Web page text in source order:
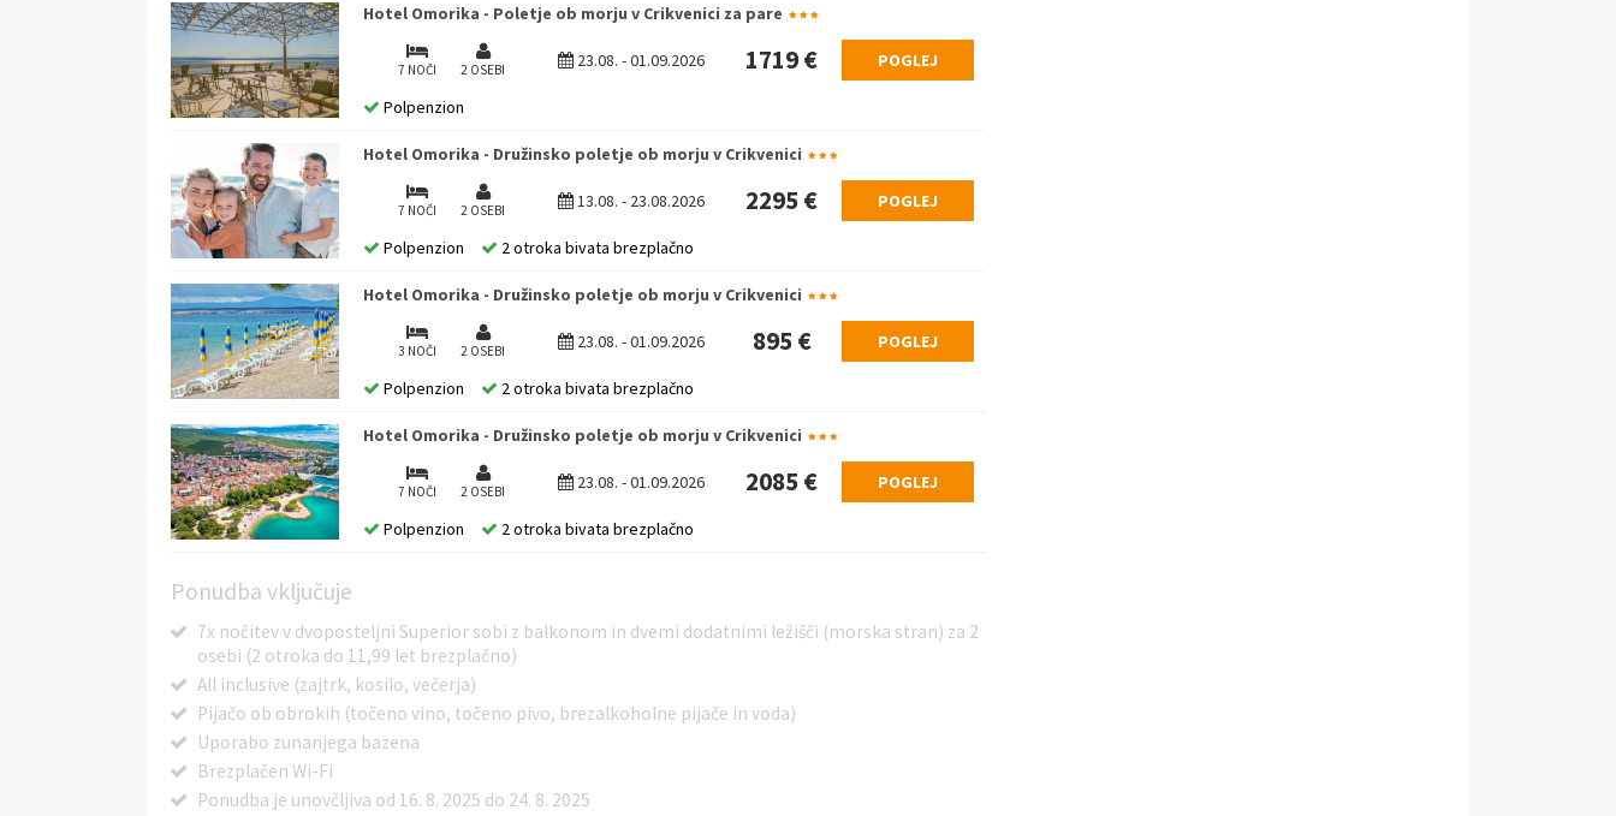
Hotel Omorika - Poletje ob morju v Crikvenici za pare
7 NOČI 2 OSEBI 23.08. -01.09.2026 1719 € POGLEJ
Polpenzion
Hotel Omorika - Družinsko poletje ob morju v Crikvenici
7 NOČI 2 OSEBI 13.08. - 23.08.2026 2295 € POGLEJ
Polpenzion 2 otroka bivata brezplačno
Hotel Omorika - Družinsko poletje ob morju v Crikvenici
3 NOČI 2 OSEBI 23.08. -01.09.2026 895 € POGLEJ
Polpenzion 2 otroka bivata brezplačno
Hotel Omorika - Družinsko poletje ob morju v Crikvenici
7 NOČI 2 OSEBI 23.08. -01.09.2026 2085 € POGLEJ
Polpenzion 2 otroka bivata brezplačno
Ponudba vključuje
7x nočitev v dvoposteljni Superior sobi z balkonom in dvemi dodatnimi ležišči (morska stran) za 2
osebi (2 otroka do 11,99 let brezplačno)
All inclusive (zajtrk, kosilo, večerja)
Pijačo ob obrokih (točeno vino, točeno pivo, brezalkoholne pijače in voda)
Uporabo zunanjega bazena
Brezplačen Wi-Fi
Ponudba je unovčljiva od 16. 8. 2025 do 24. 8. 2025